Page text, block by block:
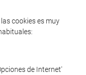
cookies es muy
de Internet'